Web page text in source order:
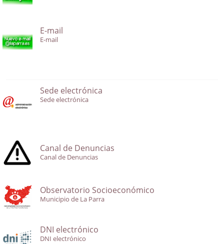
E-mail
E-mail
Sede electrónica
Sede electrónica
Canal de Denuncias
Canal de Denuncias
Observatorio Socioeconómico
Municipio de La Parra
DNI electrónico
DNI electrónico